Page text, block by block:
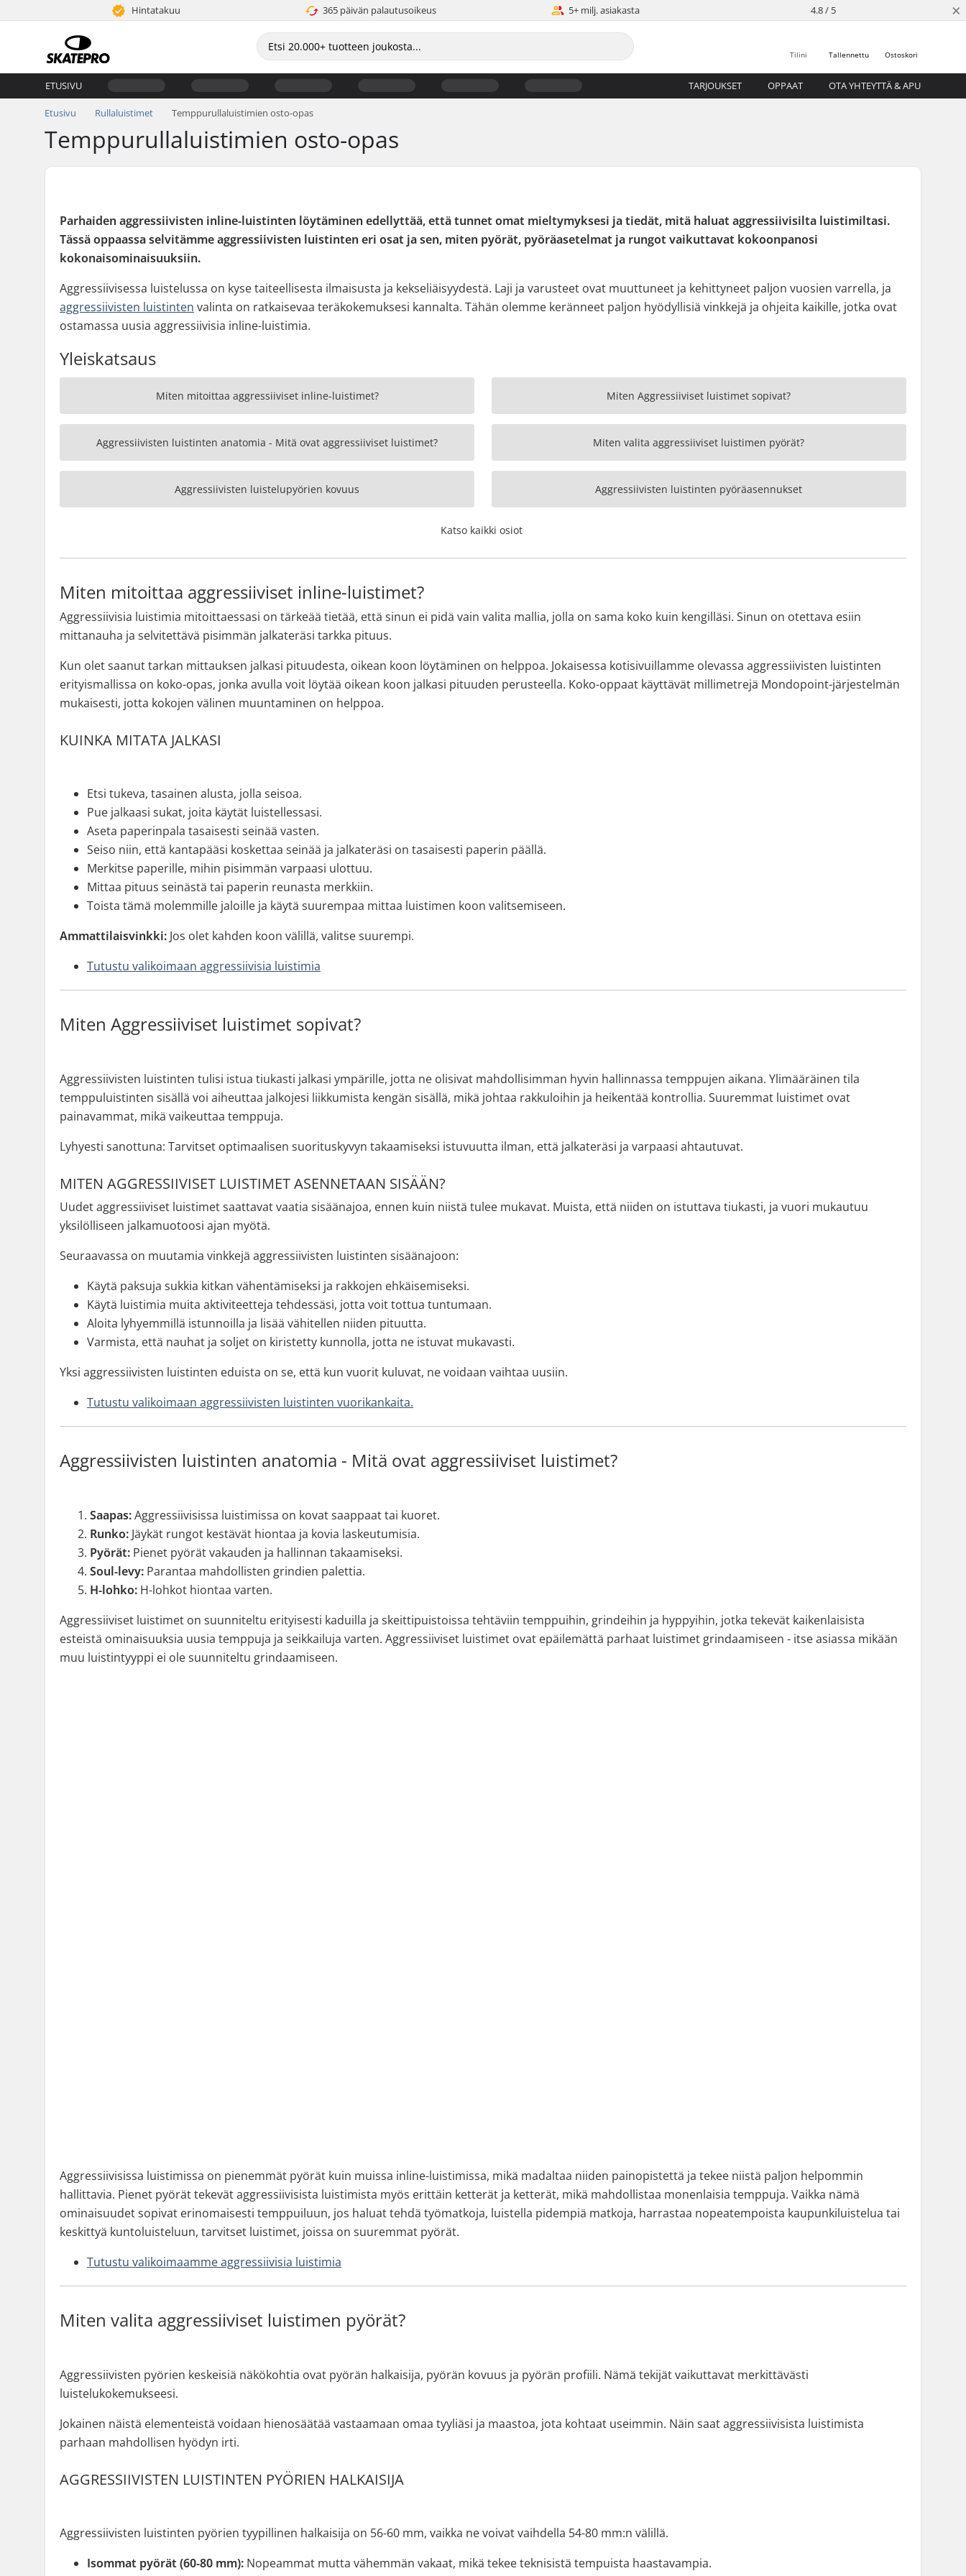
Hintatakuu 365 päivän palautusoikeus 5+ milj. asiakasta 4.8 / 5 ×
Ostoskori
Tallennettu
Tilini
ETUSIVU TARJOUKSET OPPAAT OTA YHTEYTTÄ & APU
Etusivu Rullaluistimet Temppurullaluistimien osto-opas
Temppurullaluistimien osto-opas
Parhaiden aggressiivisten inline-luistinten löytäminen edellyttää, että tunnet omat mieltymyksesi ja tiedät, mitä haluat aggressiivisilta luistimiltasi.
Tässä oppaassa selvitämme aggressiivisten luistinten eri osat ja sen, miten pyörät, pyöräasetelmat ja rungot vaikuttavat kokoonpanosi
kokonaisominaisuuksiin.
Aggressiivisessa luistelussa on kyse taiteellisesta ilmaisusta ja kekseliäisyydestä. Laji ja varusteet ovat muuttuneet ja kehittyneet paljon vuosien varrella, ja
aggressiivisten luistinten valinta on ratkaisevaa teräkokemuksesi kannalta. Tähän olemme keränneet paljon hyödyllisiä vinkkejä ja ohjeita kaikille, jotka ovat
ostamassa uusia aggressiivisia inline-luistimia.
Yleiskatsaus
Miten mitoittaa aggressiiviset inline-luistimet? Miten Aggressiiviset luistimet sopivat?
Aggressiivisten luistinten anatomia - Mitä ovat aggressiiviset luistimet? Miten valita aggressiiviset luistimen pyörät?
Aggressiivisten luistelupyörien kovuus Aggressiivisten luistinten pyöräasennukset
Katso kaikki osiot
Miten mitoittaa aggressiiviset inline-luistimet?
Aggressiivisia luistimia mitoittaessasi on tärkeää tietää, että sinun ei pidä vain valita mallia, jolla on sama koko kuin kengilläsi. Sinun on otettava esiin
mittanauha ja selvitettävä pisimmän jalkateräsi tarkka pituus.
Kun olet saanut tarkan mittauksen jalkasi pituudesta, oikean koon löytäminen on helppoa. Jokaisessa kotisivuillamme olevassa aggressiivisten luistinten
erityismallissa on koko-opas, jonka avulla voit löytää oikean koon jalkasi pituuden perusteella. Koko-oppaat käyttävät millimetrejä Mondopoint-järjestelmän
mukaisesti, jotta kokojen välinen muuntaminen on helppoa.
KUINKA MITATA JALKASI
Etsi tukeva, tasainen alusta, jolla seisoa.
Pue jalkaasi sukat, joita käytät luistellessasi.
Aseta paperinpala tasaisesti seinää vasten.
Seiso niin, että kantapääsi koskettaa seinää ja jalkateräsi on tasaisesti paperin päällä.
Merkitse paperille, mihin pisimmän varpaasi ulottuu.
Mittaa pituus seinästä tai paperin reunasta merkkiin.
Toista tämä molemmille jaloille ja käytä suurempaa mittaa luistimen koon valitsemiseen.
Ammattilaisvinkki: Jos olet kahden koon välillä, valitse suurempi.
Tutustu valikoimaan aggressiivisia luistimia
Miten Aggressiiviset luistimet sopivat?
Aggressiivisten luistinten tulisi istua tiukasti jalkasi ympärille, jotta ne olisivat mahdollisimman hyvin hallinnassa temppujen aikana. Ylimääräinen tila
temppuluistinten sisällä voi aiheuttaa jalkojesi liikkumista kengän sisällä, mikä johtaa rakkuloihin ja heikentää kontrollia. Suuremmat luistimet ovat
painavammat, mikä vaikeuttaa temppuja.
Lyhyesti sanottuna: Tarvitset optimaalisen suorituskyvyn takaamiseksi istuvuutta ilman, että jalkateräsi ja varpaasi ahtautuvat.
MITEN AGGRESSIIVISET LUISTIMET ASENNETAAN SISÄÄN?
Uudet aggressiiviset luistimet saattavat vaatia sisäänajoa, ennen kuin niistä tulee mukavat. Muista, että niiden on istuttava tiukasti, ja vuori mukautuu
yksilölliseen jalkamuotoosi ajan myötä.
Seuraavassa on muutamia vinkkejä aggressiivisten luistinten sisäänajoon:
Käytä paksuja sukkia kitkan vähentämiseksi ja rakkojen ehkäisemiseksi.
Käytä luistimia muita aktiviteetteja tehdessäsi, jotta voit tottua tuntumaan.
Aloita lyhyemmillä istunnoilla ja lisää vähitellen niiden pituutta.
Varmista, että nauhat ja soljet on kiristetty kunnolla, jotta ne istuvat mukavasti.
Yksi aggressiivisten luistinten eduista on se, että kun vuorit kuluvat, ne voidaan vaihtaa uusiin.
Tutustu valikoimaan aggressiivisten luistinten vuorikankaita.
Aggressiivisten luistinten anatomia - Mitä ovat aggressiiviset luistimet?
Saapas:Aggressiivisissa luistimissa on kovat saappaat tai kuoret.
Runko: Jäykät rungot kestävät hiontaa ja kovia laskeutumisia.
Pyörät: Pienet pyörät vakauden ja hallinnan takaamiseksi.
Soul-levy: Parantaa mahdollisten grindien palettia.
H-lohko: H-lohkot hiontaa varten.
Aggressiiviset luistimet on suunniteltu erityisesti kaduilla ja skeittipuistoissa tehtäviin temppuihin, grindeihin ja hyppyihin, jotka tekevät kaikenlaisista
esteistä ominaisuuksia uusia temppuja ja seikkailuja varten. Aggressiiviset luistimet ovat epäilemättä parhaat luistimet grindaamiseen - itse asiassa mikään
muu luistintyyppi ei ole suunniteltu grindaamiseen.
Aggressiivisissa luistimissa on pienemmät pyörät kuin muissa inline-luistimissa, mikä madaltaa niiden painopistettä ja tekee niistä paljon helpommin
hallittavia. Pienet pyörät tekevät aggressiivisista luistimista myös erittäin ketterät ja ketterät, mikä mahdollistaa monenlaisia temppuja. Vaikka nämä
ominaisuudet sopivat erinomaisesti temppuiluun, jos haluat tehdä työmatkoja, luistella pidempiä matkoja, harrastaa nopeatempoista kaupunkiluistelua tai
keskittyä kuntoluisteluun, tarvitset luistimet, joissa on suuremmat pyörät.
Tutustu valikoimaamme aggressiivisia luistimia
Miten valita aggressiiviset luistimen pyörät?
Aggressiivisten pyörien keskeisiä näkökohtia ovat pyörän halkaisija, pyörän kovuus ja pyörän profiili. Nämä tekijät vaikuttavat merkittävästi
luistelukokemukseesi.
Jokainen näistä elementeistä voidaan hienosäätää vastaamaan omaa tyyliäsi ja maastoa, jota kohtaat useimmin. Näin saat aggressiivisista luistimista
parhaan mahdollisen hyödyn irti.
AGGRESSIIVISTEN LUISTINTEN PYÖRIEN HALKAISIJA
Aggressiivisten luistinten pyörien tyypillinen halkaisija on 56-60 mm, vaikka ne voivat vaihdella 54-80 mm:n välillä.
Isommat pyörät (60-80 mm): Nopeammat mutta vähemmän vakaat, mikä tekee teknisistä tempuista haastavampia.